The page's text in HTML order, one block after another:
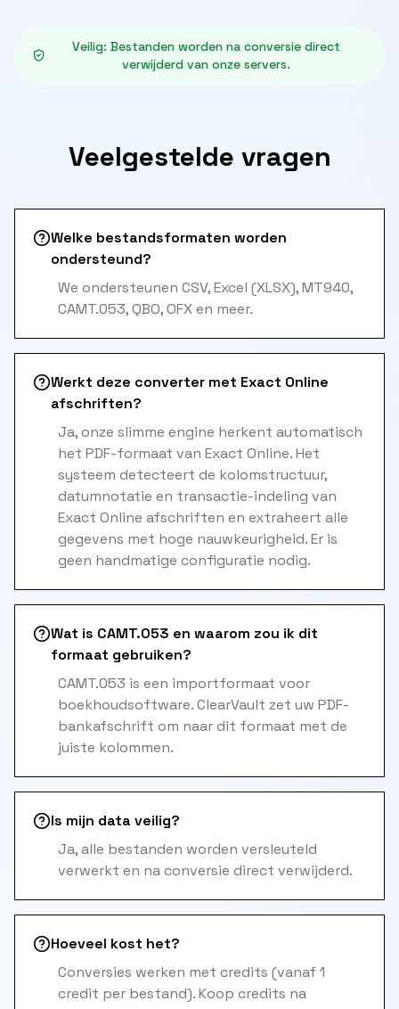
Veilig: Bestanden worden na conversie direct
verwijderd van onze servers.
Veelgestelde vragen
Welke bestandsformaten worden
ondersteund?
We ondersteunen CSV, Excel (XLSX), MT940,
CAMT.053, QBO, OFX en meer.
Werkt deze converter met Exact Online
afschriften?
Ja, onze slimme engine herkent automatisch
het PDF-formaat van Exact Online. Het
systeem detecteert de kolomstructuur,
datumnotatie en transactie-indeling van
Exact Online afschriften en extraheert alle
gegevens met hoge nauwkeurigheid. Er is
geen handmatige configuratie nodig.
Wat is CAMT.053 en waarom zou ik dit
formaat gebruiken?
CAMT.053 is een importformaat voor
boekhoudsoftware. ClearVault zet uw PDF-
bankafschrift om naar dit formaat met de
juiste kolommen.
Is mijn data veilig?
Ja, alle bestanden worden versleuteld
verwerkt en na conversie direct verwijderd.
Hoeveel kost het?
Conversies werken met credits (vanaf 1
credit per bestand). Koop credits na